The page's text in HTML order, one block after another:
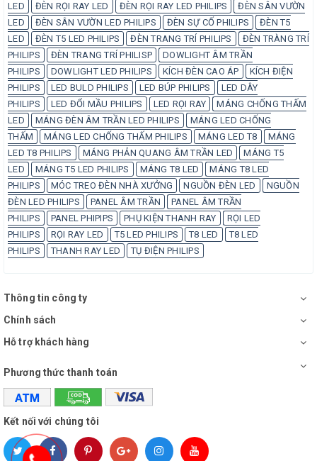
LED
ĐÈN RỌI RAY LED ĐÈN RỌI RAY LED PHILIPS
ĐÈN SÂN VƯỜN
LED
ĐÈN SÂN VƯỜN LED PHILIPS ĐÈN SỰ CỐ PHILIPS
ĐÈN T5
LED
ĐÈN T5 LED PHILIPS ĐÈN TRANG TRÍ PHILIPS
ĐÈN TRÀNG TRÍ
PHILIPS
ĐÈN TRANG TRÍ PHILISP
DOWLIGHT ÂM TRẦN
PHILIPS
DOWLIGHT LED PHILIPS KÍCH ĐÈN CAO ÁP
KÍCH ĐIỆN
PHILIPS
LED BULD PHILIPS LED BÚP PHILIPS
LED DÂY
PHILIPS
LED ĐỔI MẦU PHILIPS LED RỌI RAY
MÁNG CHỐNG THẤM
LED
MÁNG ĐÈN ÂM TRẦN LED PHILIPS
MÁNG LED CHỐNG
THẤM
MÁNG LED CHỐNG THẤM PHILIPS MÁNG LED T8
MÁNG
LED T8 PHILIPS
MÁNG PHẢN QUANG ÂM TRẦN LED
MÁNG T5
LED
MÁNG T5 LED PHILIPS MÁNG T8 LED
MÁNG T8 LED
PHILIPS
MÓC TREO ĐÈN NHÀ XƯỞNG NGUỒN ĐÈN LED
NGUỒN
ĐÈN LED PHILIPS
PANEL ÂM TRẦN
PANEL ÂM TRẦN
PHILIPS
PANEL PHIPIPS PHỤ KIỆN THANH RAY
RỌI LED
PHILIPS
RỌI RAY LED T5 LED PHILIPS T8 LED
T8 LED
PHILIPS
THANH RAY LED TỤ ĐIỆN PHILIPS
Thông tin công ty
Chính sách
Hỗ trợ khách hàng
Phương thức thanh toán
Kết nối với chúng tôi